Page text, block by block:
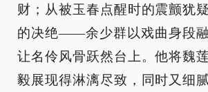
财；从被玉春点醒时的震颤犹
的决绝——余少群以戏曲身段融
让名伶风骨跃然台上。他将魏
毅展现得淋漓尽致，同时又细